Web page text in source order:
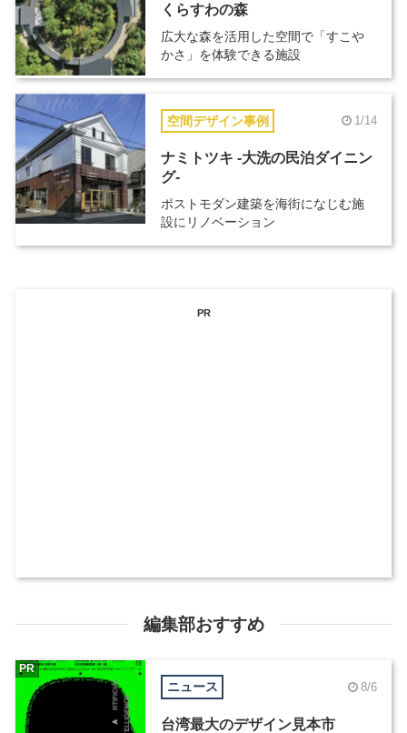
くらすわの森
広大な森を活用した空間で「すこや
かさ」を体験できる施設
空間デザイン事例 1/14
ナミトツキ -大洗の民泊ダイニン
グ-
ポストモダン建築を海街になじむ施
設にリノベーション
PR
編集部おすすめ
ニュース 8/6
台湾最大のデザイン見本市
PR